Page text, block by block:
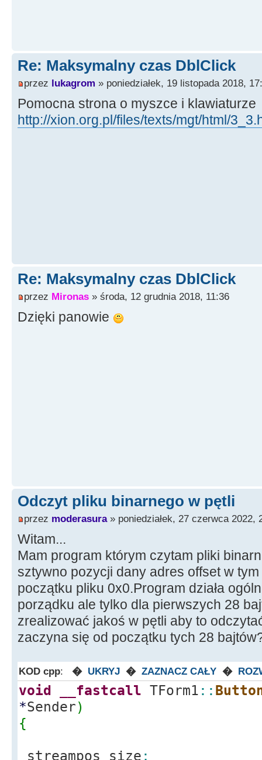
Re: Maksymalny czas DblClick
przez lukagrom » poniedziałek, 19 listopada 2018,
Pomocna strona o myszce i klawiaturze
http://xion.org.pl/files/texts/mgt/html/
Re: Maksymalny czas DblClick
przez Mironas » środa, 12 grudnia 2018, 11:36
Dzięki panowie
Odczyt pliku binarnego w pętli
przez moderasura» poniedziałek, 27 czerwca 2022,
Witam...
Mam program którym czytam pliki
sztywno pozycji dany adres offset w
początku pliku 0x0.Program działa
porządku ale tylko dla pierwszych 28
zrealizować jakoś w pętli aby to
zaczyna się od początku tych 28
KOD cpp: � UKRYJ � ZAZNACZ CAŁY �
void __fastcall TForm1 ::
*Sender)
{
streampos size ;